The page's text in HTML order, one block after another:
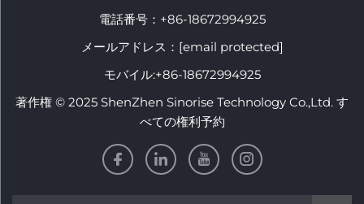
電話番号： +86-18672994925
メールアドレス： [email protected]
モバイル:+86-18672994925
著作権 © 2025 ShenZhen Sinorise Technology Co.,Ltd. す
べての権利予約